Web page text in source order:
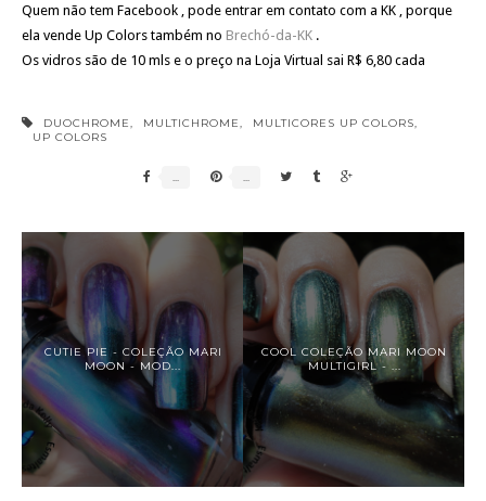
Quem não tem Facebook , pode entrar em contato com a KK , porque
ela vende Up Colors também no Brechó-da-KK .
Os vidros são de 10 mls e o preço na Loja Virtual sai R$ 6,80 cada
DUOCHROME MULTICHROME MULTICORES UP COLORS
UP COLORS
CUTIE PIE - COLEÇÃO MARI
MOON - MOD...
COOL COLEÇÃO MARI MOON
MULTIGIRL - ...